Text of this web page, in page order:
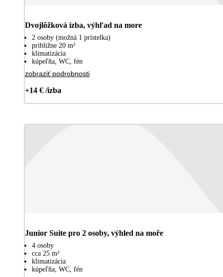
Dvojlôžková izba, výhľad na more
2 osoby (možná 1 prístelka)
približne 20 m²
klimatizácia
kúpeľňa, WC, fén
zobraziť podrobnosti
+14 € /izba
Junior Suite pro 2 osoby, výhled na moře
4 osoby
cca 25 m²
klimatizácia
kúpeľňa, WC, fén